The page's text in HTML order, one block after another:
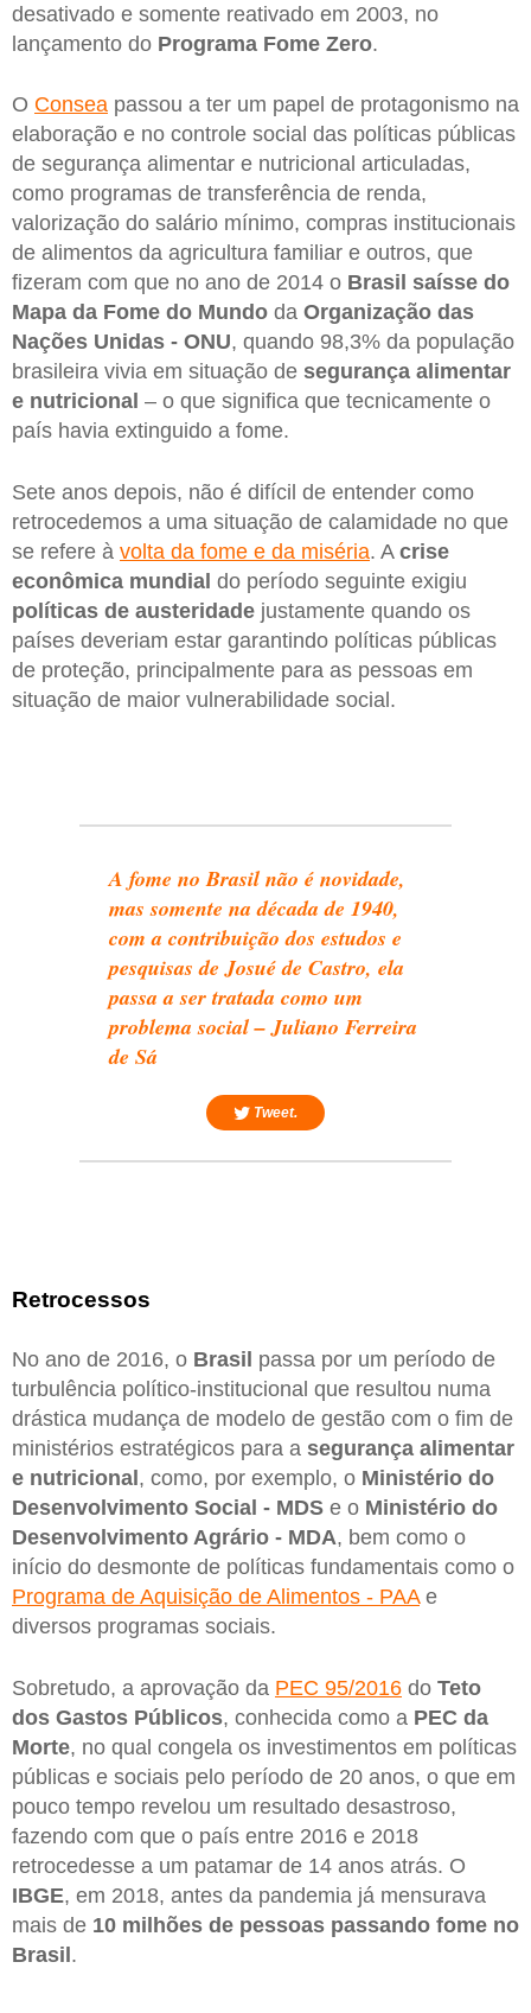
desativado e somente reativado em 2003, no
lançamento do Programa Fome Zero.
O Consea passou a ter um papel de protagonismo na
elaboração e no controle social das políticas públicas
de segurança alimentar e nutricional articuladas,
como programas de transferência de renda,
valorização do salário mínimo, compras institucionais
de alimentos da agricultura familiar e outros, que
fizeram com que no ano de 2014 o Brasil saísse do
Mapa da Fome do Mundo da Organização das
Nações Unidas - ONU, quando 98,3% da população
brasileira vivia em situação de segurança alimentar
e nutricional – o que significa que tecnicamente o
país havia extinguido a fome.
Sete anos depois, não é difícil de entender como
retrocedemos a uma situação de calamidade no que
se refere à volta da fome e da miséria. A crise
econômica mundial do período seguinte exigiu
políticas de austeridade justamente quando os
países deveriam estar garantindo políticas públicas
de proteção, principalmente para as pessoas em
situação de maior vulnerabilidade social.
A fome no Brasil não é novidade,
mas somente na década de 1940,
com a contribuição dos estudos e
pesquisas de Josué de Castro, ela
passa a ser tratada como um
problema social – Juliano Ferreira
de Sá
Tweet.
Retrocessos
No ano de 2016, o Brasil passa por um período de
turbulência político-institucional que resultou numa
drástica mudança de modelo de gestão com o fim de
ministérios estratégicos para a segurança alimentar
e nutricional, como, por exemplo, o Ministério do
Desenvolvimento Social - MDS e o Ministério do
Desenvolvimento Agrário - MDA, bem como o
início do desmonte de políticas fundamentais como o
Programa de Aquisição de Alimentos - PAAe
diversos programas sociais.
Sobretudo, a aprovação da PEC 95/2016 do Teto
dos Gastos Públicos, conhecida como a PEC da
Morte, no qual congela os investimentos em políticas
públicas e sociais pelo período de 20 anos, o que em
pouco tempo revelou um resultado desastroso,
fazendo com que o país entre 2016 e 2018
retrocedesse a um patamar de 14 anos atrás. O
IBGE, em 2018, antes da pandemia já mensurava
mais de 10 milhões de pessoas passando fome no
Brasil.